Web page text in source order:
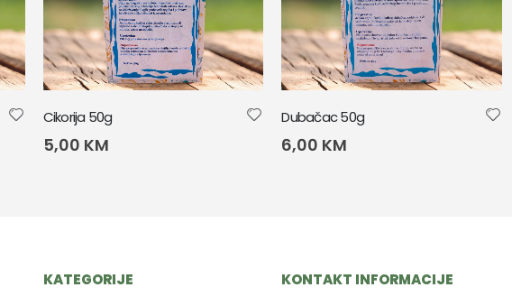
Cikorija 50g
5,00 KM
Dubačac 50g
6,00 KM
KATEGORIJE KONTAKT INFORMACIJE